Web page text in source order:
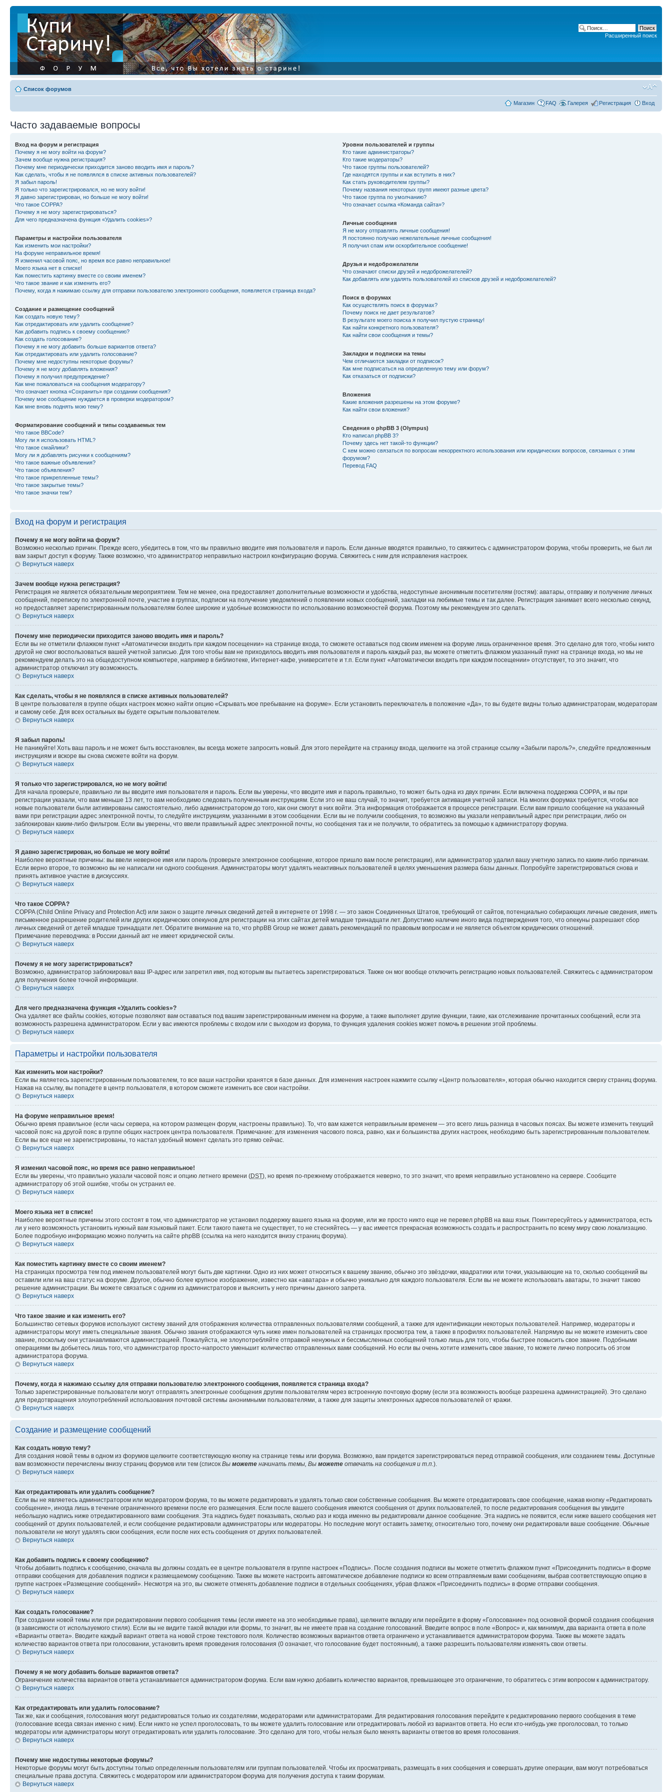
Расширенный поиск
Список форумов
Магазин FAQ Галерея Регистрация Вход
Часто задаваемые вопросы
Вход на форум и регистрация
Почему я не могу войти на форум?
Зачем вообще нужна регистрация?
Почему мне периодически приходится заново вводить имя и пароль?
Как сделать, чтобы я не появлялся в списке активных пользователей?
Я забыл пароль!
Я только что зарегистрировался, но не могу войти!
Я давно зарегистрирован, но больше не могу войти!
Что такое COPPA?
Почему я не могу зарегистрироваться?
Для чего предназначена функция «Удалить cookies»?
Параметры и настройки пользователя
Как изменить мои настройки?
На форуме неправильное время!
Я изменил часовой пояс, но время все равно неправильное!
Моего языка нет в списке!
Как поместить картинку вместе со своим именем?
Что такое звание и как изменить его?
Почему, когда я нажимаю ссылку для отправки пользователю электронного сообщения, появляется страница входа?
Создание и размещение сообщений
Как создать новую тему?
Как отредактировать или удалить сообщение?
Как добавить подпись к своему сообщению?
Как создать голосование?
Почему я не могу добавить больше вариантов ответа?
Как отредактировать или удалить голосование?
Почему мне недоступны некоторые форумы?
Почему я не могу добавлять вложения?
Почему я получил предупреждение?
Как мне пожаловаться на сообщения модератору?
Что означает кнопка «Сохранить» при создании сообщения?
Почему мое сообщение нуждается в проверки модератором?
Как мне вновь поднять мою тему?
Форматирование сообщений и типы создаваемых тем
Что такое BBCode?
Могу ли я использовать HTML?
Что такое смайлики?
Могу ли я добавлять рисунки к сообщениям?
Что такое важные объявления?
Что такое объявления?
Что такое прикрепленные темы?
Что такое закрытые темы?
Что такое значки тем?
Уровни пользователей и группы
Кто такие администраторы?
Кто такие модераторы?
Что такое группы пользователей?
Где находятся группы и как вступить в них?
Как стать руководителем группы?
Почему названия некоторых групп имеют разные цвета?
Что такое группа по умолчанию?
Что означает ссылка «Команда сайта»?
Личные сообщения
Я не могу отправлять личные сообщения!
Я постоянно получаю нежелательные личные сообщения!
Я получил спам или оскорбительное сообщение!
Друзья и недоброжелатели
Что означают списки друзей и недоброжелателей?
Как добавлять или удалять пользователей из списков друзей и недоброжелателей?
Поиск в форумах
Как осуществлять поиск в форумах?
Почему поиск не дает результатов?
В результате моего поиска я получил пустую страницу!
Как найти конкретного пользователя?
Как найти свои сообщения и темы?
Закладки и подписки на темы
Чем отличаются закладки от подписок?
Как мне подписаться на определенную тему или форум?
Как отказаться от подписки?
Вложения
Какие вложения разрешены на этом форуме?
Как найти свои вложения?
Сведения о phpBB 3 (Olympus)
Кто написал phpBB 3?
Почему здесь нет такой-то функции?
С кем можно связаться по вопросам некорректного использования или юридических вопросов, связанных с этим
форумом?
Перевод FAQ
Вход на форум и регистрация
Почему я не могу войти на форум?
Возможно несколько причин. Прежде всего, убедитесь в том, что вы правильно вводите имя пользователя и пароль. Если данные вводятся правильно, то свяжитесь с администратором форума, чтобы проверить, не был ли
вам закрыт доступ к форуму. Также возможно, что администратор неправильно настроил конфигурацию форума. Свяжитесь с ним для исправления настроек.
Вернуться наверх
Зачем вообще нужна регистрация?
Регистрация не является обязательным мероприятием. Тем не менее, она предоставляет дополнительные возможности и удобства, недоступные анонимным посетителям (гостям): аватары, отправку и получение личных
сообщений, переписку по электронной почте, участие в группах, подписки на получение уведомлений о появлении новых сообщений, закладки на любимые темы и так далее. Регистрация занимает всего несколько секунд,
но предоставляет зарегистрированным пользователям более широкие и удобные возможности по использованию возможностей форума. Поэтому мы рекомендуем это сделать.
Вернуться наверх
Почему мне периодически приходится заново вводить имя и пароль?
Если вы не отметили флажком пункт «Автоматически входить при каждом посещении» на странице входа, то сможете оставаться под своим именем на форуме лишь ограниченное время. Это сделано для того, чтобы никто
другой не смог воспользоваться вашей учетной записью. Для того чтобы вам не приходилось вводить имя пользователя и пароль каждый раз, вы можете отметить флажком указанный пункт на странице входа, но мы не
рекомендуем делать это на общедоступном компьютере, например в библиотеке, Интернет-кафе, университете и т.п. Если пункт «Автоматически входить при каждом посещении» отсутствует, то это значит, что
администратор отключил эту возможность.
Вернуться наверх
Как сделать, чтобы я не появлялся в списке активных пользователей?
В центре пользователя в группе общих настроек можно найти опцию «Скрывать мое пребывание на форуме». Если установить переключатель в положение «Да», то вы будете видны только администраторам, модераторам
и самому себе. Для всех остальных вы будете скрытым пользователем.
Вернуться наверх
Я забыл пароль!
Не паникуйте! Хоть ваш пароль и не может быть восстановлен, вы всегда можете запросить новый. Для этого перейдите на страницу входа, щелкните на этой странице ссылку «Забыли пароль?», следуйте предложенным
инструкциям и вскоре вы снова сможете войти на форум.
Вернуться наверх
Я только что зарегистрировался, но не могу войти!
Для начала проверьте, правильно ли вы вводите имя пользователя и пароль. Если вы уверены, что вводите имя и пароль правильно, то может быть одна из двух причин. Если включена поддержка COPPA, и вы при
регистрации указали, что вам меньше 13 лет, то вам необходимо следовать полученным инструкциям. Если это не ваш случай, то значит, требуется активация учетной записи. На многих форумах требуется, чтобы все
новые пользователи были активированы самостоятельно, либо администратором до того, как они смогут в них войти. Эта информация отображается в процессе регистрации. Если вам пришло сообщение на указанный
вами при регистрации адрес электронной почты, то следуйте инструкциям, указанными в этом сообщении. Если вы не получили сообщения, то возможно вы указали неправильный адрес при регистрации, либо он
заблокирован каким-либо фильтром. Если вы уверены, что ввели правильный адрес электронной почты, но сообщения так и не получили, то обратитесь за помощью к администратору форума.
Вернуться наверх
Я давно зарегистрирован, но больше не могу войти!
Наиболее вероятные причины: вы ввели неверное имя или пароль (проверьте электронное сообщение, которое пришло вам после регистрации), или администратор удалил вашу учетную запись по каким-либо причинам.
Если верно второе, то возможно вы не написали ни одного сообщения. Администраторы могут удалять неактивных пользователей в целях уменьшения размера базы данных. Попробуйте зарегистрироваться снова и
принять активное участие в дискуссиях.
Вернуться наверх
Что такое COPPA?
COPPA (Child Online Privacy and Protection Act) или закон о защите личных сведений детей в интернете от 1998 г. — это закон Соединенных Штатов, требующий от сайтов, потенциально собирающих личные сведения, иметь
письменное разрешение родителей или других юридических опекунов для регистрации на этих сайтах детей младше тринадцати лет. Допустимо наличие иного вида подтверждения того, что опекуны разрешают сбор
личных сведений от детей младше тринадцати лет. Обратите внимание на то, что phpBB Group не может давать рекомендаций по правовым вопросам и не является объектом юридических отношений.
Примечание переводчика: в России данный акт не имеет юридической силы.
Вернуться наверх
Почему я не могу зарегистрироваться?
Возможно, администратор заблокировал ваш IP-адрес или запретил имя, под которым вы пытаетесь зарегистрироваться. Также он мог вообще отключить регистрацию новых пользователей. Свяжитесь с администратором
для получения более точной информации.
Вернуться наверх
Для чего предназначена функция «Удалить cookies»?
Она удаляет все файлы cookies, которые позволяют вам оставаться под вашим зарегистрированным именем на форуме, а также выполняет другие функции, такие, как отслеживание прочитанных сообщений, если эта
возможность разрешена администратором. Если у вас имеются проблемы с входом или с выходом из форума, то функция удаления cookies может помочь в решении этой проблемы.
Вернуться наверх
Параметры и настройки пользователя
Как изменить мои настройки?
Если вы являетесь зарегистрированным пользователем, то все ваши настройки хранятся в базе данных. Для изменения настроек нажмите ссылку «Центр пользователя», которая обычно находится сверху страниц форума.
Нажав на ссылку, вы попадете в центр пользователя, в котором сможете изменить все свои настройки.
Вернуться наверх
На форуме неправильное время!
Обычно время правильное (если часы сервера, на котором размещен форум, настроены правильно). То, что вам кажется неправильным временем — это всего лишь разница в часовых поясах. Вы можете изменить текущий
часовой пояс на другой пояс в группе общих настроек центра пользователя. Примечание: для изменения часового пояса, равно, как и большинства других настроек, необходимо быть зарегистрированным пользователем.
Если вы все еще не зарегистрированы, то настал удобный момент сделать это прямо сейчас.
Вернуться наверх
Я изменил часовой пояс, но время все равно неправильное!
Если вы уверены, что правильно указали часовой пояс и опцию летнего времени (DST), но время по-прежнему отображается неверно, то это значит, что время неправильно установлено на сервере. Сообщите
администратору об этой ошибке, чтобы он устранил ее.
Вернуться наверх
Моего языка нет в списке!
Наиболее вероятные причины этого состоят в том, что администратор не установил поддержку вашего языка на форуме, или же просто никто еще не перевел phpBB на ваш язык. Поинтересуйтесь у администратора, есть
ли у него возможность установить нужный вам языковый пакет. Если такого пакета не существует, то не стесняйтесь — у вас имеется прекрасная возможность создать и распространить по всему миру свою локализацию.
Более подробную информацию можно получить на сайте phpBB (ссылка на него находится внизу страниц форума).
Вернуться наверх
Как поместить картинку вместе со своим именем?
На страницах просмотра тем под именем пользователей могут быть две картинки. Одно из них может относиться к вашему званию, обычно это звёздочки, квадратики или точки, указывающие на то, сколько сообщений вы
оставили или на ваш статус на форуме. Другое, обычно более крупное изображение, известно как «аватара» и обычно уникально для каждого пользователя. Если вы не можете использовать аватары, то значит таково
решение администрации. Вы можете связаться с одним из администраторов и выяснить у него причины данного запрета.
Вернуться наверх
Что такое звание и как изменить его?
Большинство сетевых форумов используют систему званий для отображения количества отправленных пользователями сообщений, а также для идентификации некоторых пользователей. Например, модераторы и
администраторы могут иметь специальные звания. Обычно звания отображаются чуть ниже имен пользователей на страницах просмотра тем, а также в профилях пользователей. Напрямую вы не можете изменить свое
звание, поскольку они устанавливаются администрацией. Пожалуйста, не злоупотребляйте отправкой ненужных и бессмысленных сообщений только лишь для того, чтобы быстрее повысить свое звание. Подобными
операциями вы добьетесь лишь того, что администратор просто-напросто уменьшит количество отправленных вами сообщений. Но если вы очень хотите изменить свое звание, то можете лично попросить об этом
администратора форума.
Вернуться наверх
Почему, когда я нажимаю ссылку для отправки пользователю электронного сообщения, появляется страница входа?
Только зарегистрированные пользователи могут отправлять электронные сообщения другим пользователям через встроенную почтовую форму (если эта возможность вообще разрешена администрацией). Это сделано
для предотвращения злоупотреблений использования почтовой системы анонимными пользователями, а также для защиты электронных адресов пользователей от кражи.
Вернуться наверх
Создание и размещение сообщений
Как создать новую тему?
Для создания новой темы в одном из форумов щелкните соответствующую кнопку на странице темы или форума. Возможно, вам придется зарегистрироваться перед отправкой сообщения, или созданием темы. Доступные
вам возможности перечислены внизу страниц форумов или тем (список Вы можете начинать темы, Вы можете отвечать на сообщения и т.п.).
Вернуться наверх
Как отредактировать или удалить сообщение?
Если вы не являетесь администратором или модератором форума, то вы можете редактировать и удалять только свои собственные сообщения. Вы можете отредактировать свое сообщение, нажав кнопку «Редактировать
сообщение», иногда лишь в течение ограниченного времени после его размещения. Если после вашего сообщения имеются сообщения от других пользователей, то после редактирования сообщения вы увидите
небольшую надпись ниже отредактированного вами сообщения. Эта надпись будет показывать, сколько раз и когда именно вы редактировали данное сообщение. Эта надпись не появится, если ниже вашего сообщения нет
сообщений от других пользователей, и если сообщение редактировали администраторы или модераторы. Но последние могут оставить заметку, относительно того, почему они редактировали ваше сообщение. Обычные
пользователи не могут удалять свои сообщения, если после них есть сообщения от других пользователей.
Вернуться наверх
Как добавить подпись к своему сообщению?
Чтобы добавить подпись к сообщению, сначала вы должны создать ее в центре пользователя в группе настроек «Подпись». После создания подписи вы можете отметить флажком пункт «Присоединить подпись» в форме
отправки сообщения для добавления подписи к размещаемому сообщению. Также вы можете настроить автоматическое добавление подписи ко всем отправляемым вами сообщениям, выбрав соответствующую опцию в
группе настроек «Размещение сообщений». Несмотря на это, вы сможете отменять добавление подписи в отдельных сообщениях, убрав флажок «Присоединить подпись» в форме отправки сообщения.
Вернуться наверх
Как создать голосование?
При создании новой темы или при редактировании первого сообщения темы (если имеете на это необходимые права), щелкните вкладку или перейдите в форму «Голосование» под основной формой создания сообщения
(в зависимости от используемого стиля). Если вы не видите такой вкладки или формы, то значит, вы не имеете прав на создание голосований. Введите вопрос в поле «Вопрос» и, как минимум, два варианта ответа в поле
«Варианты ответа». Вводите каждый вариант ответа на новой строке текстового поля. Количество возможных вариантов ответа ограничено и устанавливается администратором форума. Также вы можете задать
количество вариантов ответа при голосовании, установить время проведения голосования (0 означает, что голосование будет постоянным), а также разрешить пользователям изменять свои ответы.
Вернуться наверх
Почему я не могу добавить больше вариантов ответа?
Ограничение количества вариантов ответа устанавливается администратором форума. Если вам нужно добавить количество вариантов, превышающее это ограничение, то обратитесь с этим вопросом к администратору.
Вернуться наверх
Как отредактировать или удалить голосование?
Так же, как и сообщения, голосования могут редактироваться только их создателями, модераторами или администраторами. Для редактирования голосования перейдите к редактированию первого сообщения в теме
(голосование всегда связан именно с ним). Если никто не успел проголосовать, то вы можете удалить голосование или отредактировать любой из вариантов ответа. Но если кто-нибудь уже проголосовал, то только
модераторы или администраторы могут отредактировать или удалить голосование. Это сделано для того, чтобы нельзя было менять варианты ответов во время голосования.
Вернуться наверх
Почему мне недоступны некоторые форумы?
Некоторые форумы могут быть доступны только определенным пользователям или группам пользователей. Чтобы их просматривать, размещать в них сообщения и совершать другие операции, вам могут потребоваться
специальные права доступа. Свяжитесь с модератором или администратором форума для получения доступа к таким форумам.
Вернуться наверх